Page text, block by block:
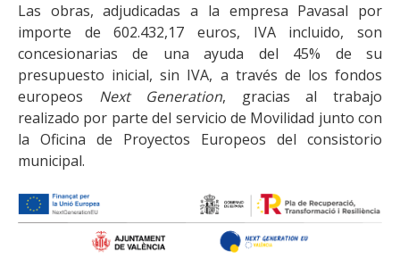
Las obras, adjudicadas a la empresa Pavasal por
importe de 602.432,17 euros, IVA incluido, son
concesionarias de una ayuda del 45% de su
presupuesto inicial, sin IVA, a través de los fondos
europeos Next Generation, gracias al trabajo
realizado por parte del servicio de Movilidad junto con
la Oficina de Proyectos Europeos del consistorio
municipal.